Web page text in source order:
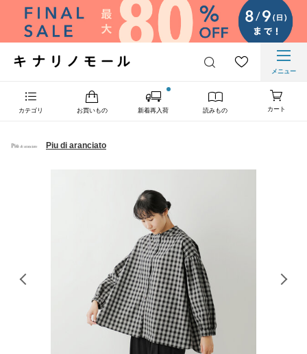
メニュー
カテゴリ お買いもの 新着再入荷 読みもの カート
Piu di aranciato